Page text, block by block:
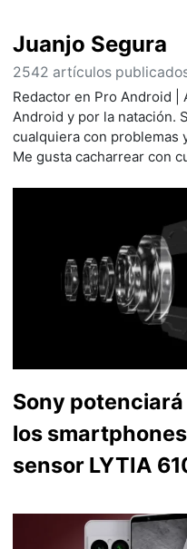
Juanjo Segura
2542 artículos
Redactor en Pro Android |
Android y por la natación.
cualquiera con problemas
Me gusta cacharrear con
Sony
los
sensor LYTIA